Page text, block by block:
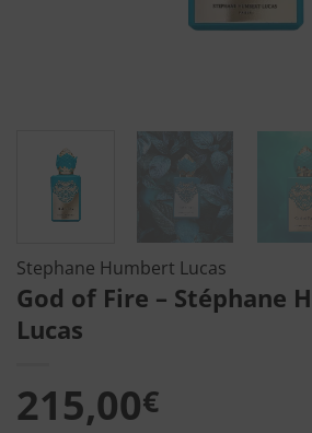
Stephane Humbert Lucas
God of Fire – Stéphane
Lucas
215,00€